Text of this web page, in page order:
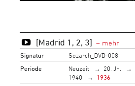
[Madrid 1, 2, 3]
Signatur
Sozarch_DVD-008
Periode
Neuzeit 20. Jh.
1940
1936